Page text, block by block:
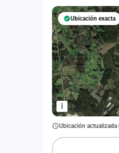
i
Ubicación exacta
Ubicación actualizada
Iniciar sesión
Crear cuenta